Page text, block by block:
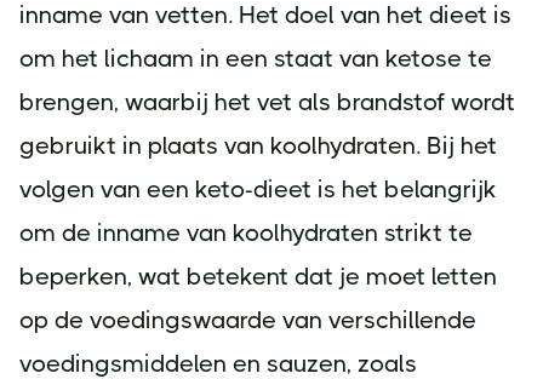
inname van vetten. Het doel van het dieet is
om het lichaam in een staat van ketose te
brengen, waarbij het vet als brandstof wordt
gebruikt in plaats van koolhydraten. Bij het
volgen van een keto-dieet is het belangrijk
om de inname van koolhydraten strikt te
beperken, wat betekent dat je moet letten
op de voedingswaarde van verschillende
voedingsmiddelen en sauzen, zoals